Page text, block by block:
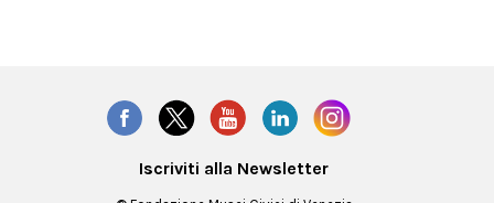
Iscriviti alla Newsletter